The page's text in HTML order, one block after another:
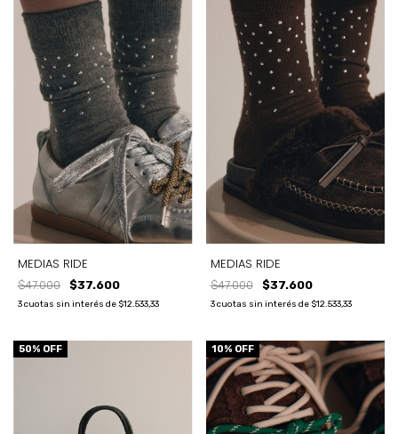
MEDIAS RIDE
$47.000 $37.600
3cuotas sin interés de $12.533,33
MEDIAS RIDE
$47.000 $37.600
3 cuotas sin interés de $12.533,33
50% OFF 10% OFF